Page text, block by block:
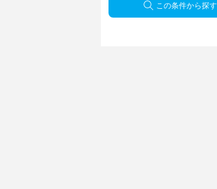
この条件から探す